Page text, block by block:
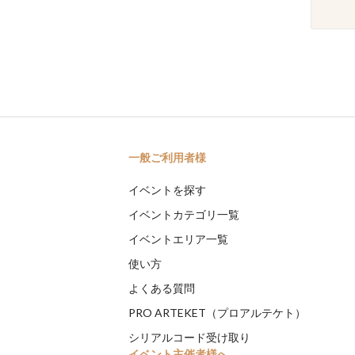
一般ご利用者様
イベントを探す
イベントカテゴリ一覧
イベントエリア一覧
使い方
よくある質問
PRO ARTEKET（プロアルテケト）
シリアルコード受け取り